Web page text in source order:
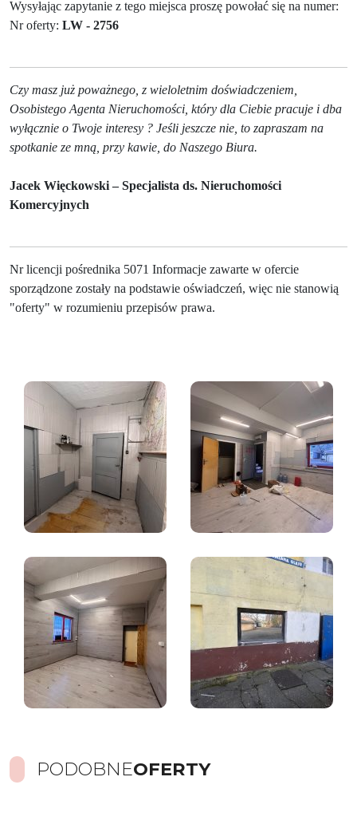
Wysyłając zapytanie z tego miejsca proszę powołać się na numer:
Nr oferty: LW - 2756
Czy masz już poważnego, z wieloletnim doświadczeniem,
Osobistego Agenta Nieruchomości, który dla Ciebie pracuje i dba
wyłącznie o Twoje interesy ? Jeśli jeszcze nie, to zapraszam na
spotkanie ze mną, przy kawie, do Naszego Biura.
Jacek Więckowski – Specjalista ds. Nieruchomości
Komercyjnych
Nr licencji pośrednika 5071 Informacje zawarte w ofercie
sporządzone zostały na podstawie oświadczeń, więc nie stanowią
"oferty" w rozumieniu przepisów prawa.
PODOBNEOFERTY